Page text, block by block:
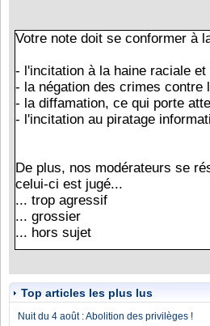
Top articles les plus lus
Nuit du 4 août : Abolition des privilèges !